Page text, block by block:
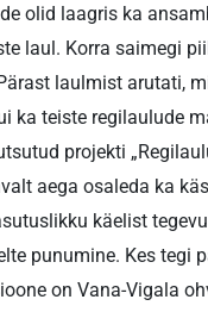
olid laagris ka
laul. Korra saimegi
laulmist arutati,
ka teiste regilaulude
projekti
aega osaleda ka
käelist
punumine. Kes tegi
on Vana-Vigala